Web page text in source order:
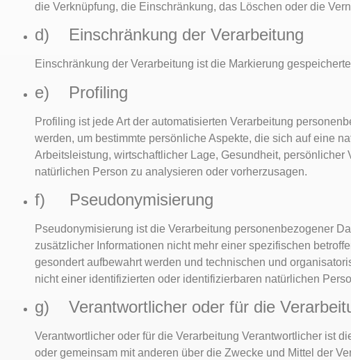
die Verknüpfung, die Einschränkung, das Löschen oder die
d) Einschränkung der Verarbeitung
Einschränkung der Verarbeitung ist die Markierung
e) Profiling
Profiling ist jede Art der automatisierten Verarbeitung
werden, um bestimmte persönliche Aspekte, die sich auf eine
Arbeitsleistung, wirtschaftlicher Lage, Gesundheit,
natürlichen Person zu analysieren oder vorherzusagen.
f) Pseudonymisierung
Pseudonymisierung ist die Verarbeitung personenbezogener
zusätzlicher Informationen nicht mehr einer spezifischen
gesondert aufbewahrt werden und technischen und
nicht einer identifizierten oder identifizierbaren natürlichen
g) Verantwortlicher oder für die
Verantwortlicher oder für die Verarbeitung Verantwortlicher ist
oder gemeinsam mit anderen über die Zwecke und Mittel der